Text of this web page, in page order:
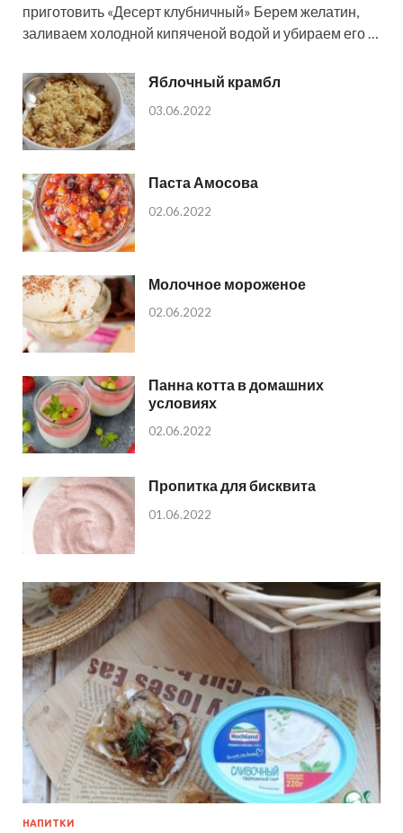
приготовить «Десерт клубничный» Берем желатин,
заливаем холодной кипяченой водой и убираем его …
Яблочный крамбл
03.06.2022
Паста Амосова
02.06.2022
Молочное мороженое
02.06.2022
Панна котта в домашних
условиях
02.06.2022
Пропитка для бисквита
01.06.2022
НАПИТКИ